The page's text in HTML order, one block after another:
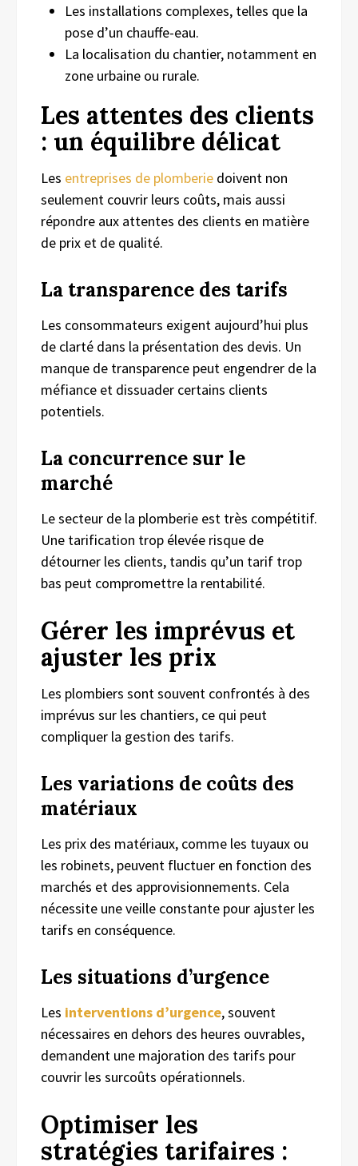
Les installations complexes, telles que la
pose d’un chauffe-eau.
La localisation du chantier, notamment en
zone urbaine ou rurale.
Les attentes des clients
: un équilibre délicat
Les entreprises de plomberie doivent non
seulement couvrir leurs coûts, mais aussi
répondre aux attentes des clients en matière
de prix et de qualité.
La transparence des tarifs
Les consommateurs exigent aujourd’hui plus
de clarté dans la présentation des devis. Un
manque de transparence peut engendrer de la
méfiance et dissuader certains clients
potentiels.
La concurrence sur le
marché
Le secteur de la plomberie est très compétitif.
Une tarification trop élevée risque de
détourner les clients, tandis qu’un tarif trop
bas peut compromettre la rentabilité.
Gérer les imprévus et
ajuster les prix
Les plombiers sont souvent confrontés à des
imprévus sur les chantiers, ce qui peut
compliquer la gestion des tarifs.
Les variations de coûts des
matériaux
Les prix des matériaux, comme les tuyaux ou
les robinets, peuvent fluctuer en fonction des
marchés et des approvisionnements. Cela
nécessite une veille constante pour ajuster les
tarifs en conséquence.
Les situations d’urgence
Les interventions d’urgence, souvent
nécessaires en dehors des heures ouvrables,
demandent une majoration des tarifs pour
couvrir les surcoûts opérationnels.
Optimiser les
stratégies tarifaires :